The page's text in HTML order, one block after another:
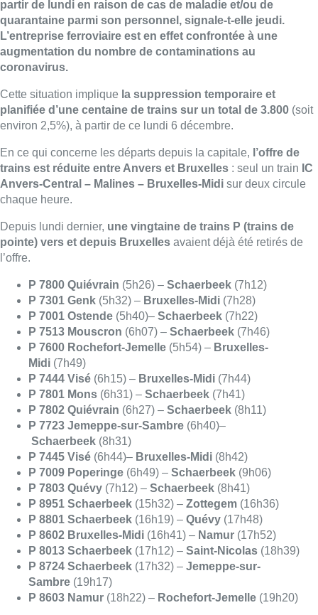
partir de lundi en raison de cas de maladie et/ou de
quarantaine parmi son personnel, signale-t-elle jeudi.
L’entreprise ferroviaire est en effet confrontée à une
augmentation du nombre de contaminations au
coronavirus.
Cette situation implique la suppression temporaire et
planifiée d’une centaine de trains sur un total de 3.800 (soit
environ 2,5%), à partir de ce lundi 6 décembre.
En ce qui concerne les départs depuis la capitale, l’offre de
trains est réduite entre Anvers et Bruxelles : seul un train IC
Anvers-Central – Malines – Bruxelles-Midi sur deux circule
chaque heure.
Depuis lundi dernier, une vingtaine de trains P (trains de
pointe) vers et depuis Bruxelles avaient déjà été retirés de
l’offre.
P 7800 Quiévrain (5h26) – Schaerbeek (7h12)
P 7301 Genk (5h32) – Bruxelles-Midi (7h28)
P 7001 Ostende (5h40)– Schaerbeek (7h22)
P 7513 Mouscron (6h07) – Schaerbeek (7h46)
P 7600 Rochefort-Jemelle (5h54) – Bruxelles-
Midi (7h49)
P 7444 Visé (6h15) – Bruxelles-Midi (7h44)
P 7801 Mons (6h31) – Schaerbeek (7h41)
P 7802 Quiévrain (6h27) – Schaerbeek (8h11)
P 7723 Jemeppe-sur-Sambre (6h40)–
Schaerbeek (8h31)
P 7445 Visé (6h44)– Bruxelles-Midi (8h42)
P 7009 Poperinge (6h49) – Schaerbeek (9h06)
P 7803 Quévy (7h12) – Schaerbeek (8h41)
P 8951 Schaerbeek (15h32) – Zottegem (16h36)
P 8801 Schaerbeek (16h19) – Quévy (17h48)
P 8602 Bruxelles-Midi (16h41) – Namur (17h52)
P 8013 Schaerbeek (17h12) – Saint-Nicolas (18h39)
P 8724 Schaerbeek (17h32) – Jemeppe-sur-
Sambre (19h17)
P 8603 Namur (18h22) – Rochefort-Jemelle (19h20)